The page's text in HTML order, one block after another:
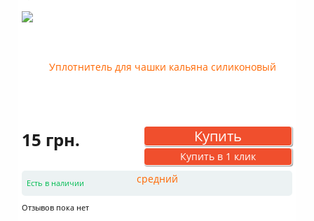
15 грн. Купить
Купить в 1 клик
Есть в наличии
Отзывов пока нет